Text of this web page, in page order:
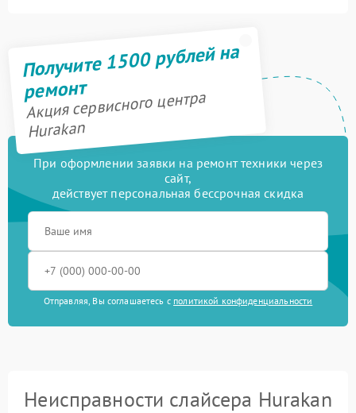
Получите 1500 рублей на
ремонт
Акция сервисного центра
Hurakan
При оформлении заявки на ремонт техники через
сайт,
действует персональная бессрочная скидка
Отправляя, Вы соглашаетесь с политикой конфиденциальности
Неисправности слайсера Hurakan